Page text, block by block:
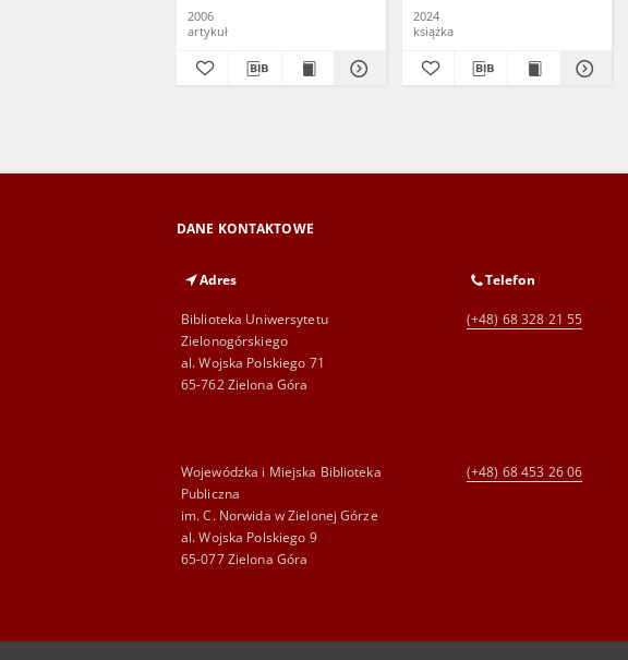
2006
artykuł
optimal growth processes in
dynamic economic models
2024
książka
DANE KONTAKTOWE
Adres
Biblioteka Uniwersytetu
Zielonogórskiego
al. Wojska Polskiego 71
65-762 Zielona Góra
Telefon
(+48) 68 328 21 55
Wojewódzka i Miejska Biblioteka
Publiczna
im. C. Norwida w Zielonej Górze
al. Wojska Polskiego 9
65-077 Zielona Góra
(+48) 68 453 26 06